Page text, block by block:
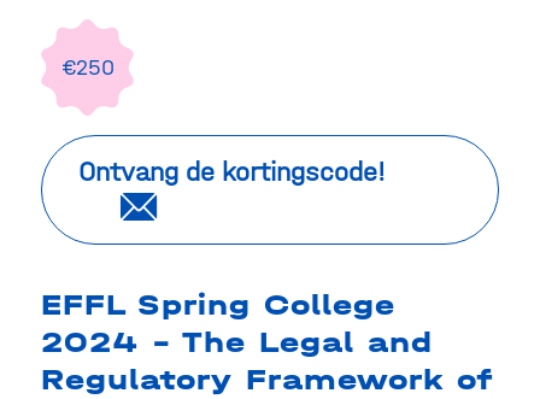
€250
Ontvang de kortingscode!
EFFL Spring College
2024 – The Legal and
Regulatory Framework of